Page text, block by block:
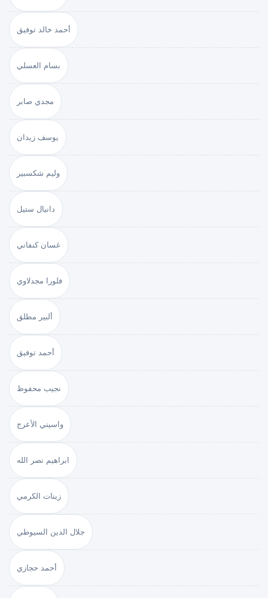
أحمد خالد توفيق
بسام العسلي
مجدي صابر
يوسف زيدان
وليم شكسبير
دانيال ستيل
غسان كنفاني
فلورا مجدلاوي
ألبير مطلق
أحمد توفيق
نجيب محفوظ
واسيني الأعرج
ابراهيم نصر الله
زينات الكرمي
جلال الدين السيوطي
أحمد حجازي